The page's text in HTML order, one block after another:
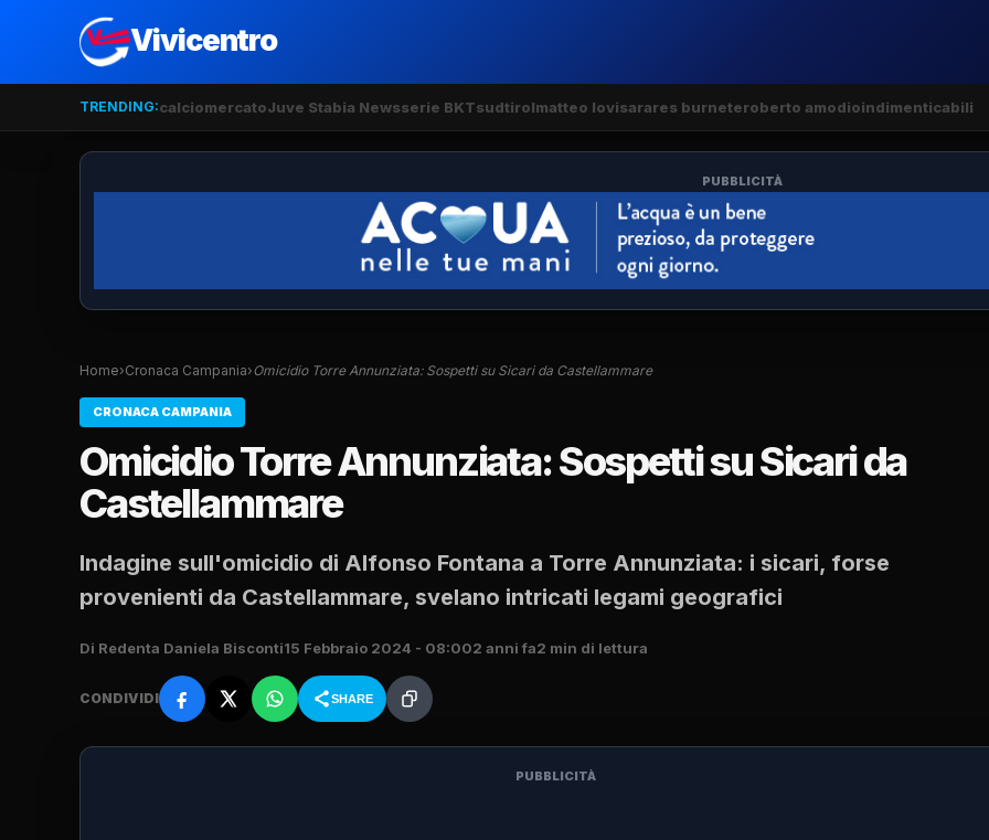
Vivicentro
TRENDING:calciomercatoJuve Stabia Newsserie BKTsudtirolmatteo lovisarares burneteroberto amodioindimenticabili
PUBBLICITÀ
Home›Cronaca Campania›Omicidio Torre Annunziata: Sospetti su Sicari da Castellammare
CRONACA CAMPANIA
Omicidio Torre Annunziata: Sospetti su Sicari da
Castellammare
Indagine sull'omicidio di Alfonso Fontana a Torre Annunziata: i sicari, forse
provenienti da Castellammare, svelano intricati legami geografici
Di Redenta Daniela Bisconti15 Febbraio 2024 - 08:002 anni fa2 min di lettura
CONDIVIDI SHARE
PUBBLICITÀ